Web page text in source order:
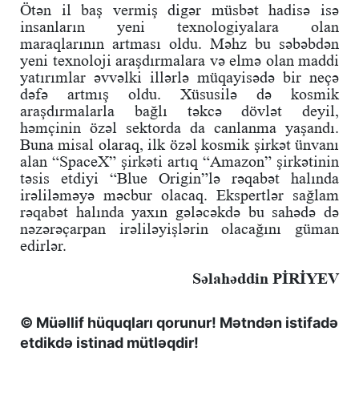
Ötən il baş vermiş digər müsbət hadisə isə
insanların yeni texnologiyalara olan
maraqlarının artması oldu. Məhz bu səbəbdən
yeni texnoloji araşdırmalara və elmə olan maddi
yatırımlar əvvəlki illərlə müqayisədə bir neçə
dəfə artmış oldu. Xüsusilə də kosmik
araşdırmalarla bağlı təkcə dövlət deyil,
həmçinin özəl sektorda da canlanma yaşandı.
Buna misal olaraq, ilk özəl kosmik şirkət ünvanı
alan “SpaceX” şirkəti artıq “Amazon” şirkətinin
təsis etdiyi “Blue Origin”lə rəqabət halında
irəliləməyə məcbur olacaq. Ekspertlər sağlam
rəqabət halında yaxın gələcəkdə bu sahədə də
nəzərəçarpan irəliləyişlərin olacağını güman
edirlər.
Səlahəddin PİRİYEV
© Müəllif hüquqları qorunur! Mətndən istifadə
etdikdə istinad mütləqdir!